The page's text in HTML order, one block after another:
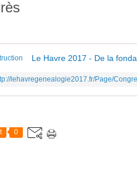
lehavregenealogie2017.fr/Page/
0